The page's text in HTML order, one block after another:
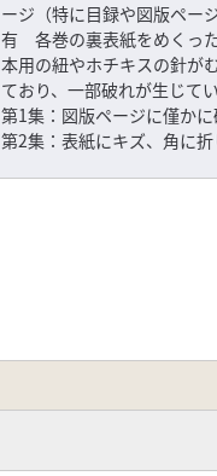
ージ（特に目録や図版ペー
有 各巻の裏表紙をめくっ
本用の紐やホチキスの針が
ており、一部破れが生じて
第1集：図版ページに僅か
第2集：表紙にキズ、角に